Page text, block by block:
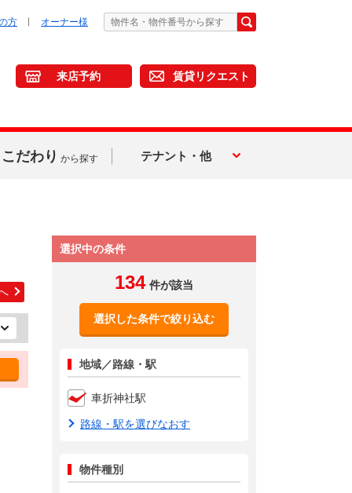
方 オーナー様
来店予約 賃貸リクエスト
こだわり から探す テナント・他
選択中の条件
134 件が該当
選択した条件で絞り込む
地域／路線・駅
車折神社駅
路線・駅を選びなおす
物件種別